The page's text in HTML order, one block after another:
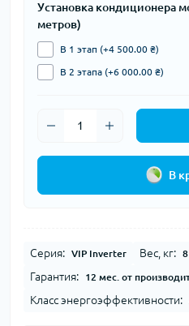
Установка кондиционера
метров)
В 1 этап (+4 500.00 ₴)
В 2 этапа (+6 000.00 ₴)
В
Серия: VIP Inverter Вес, кг:
Гарантия: 12 мес. от
Класс энергоэффективности: